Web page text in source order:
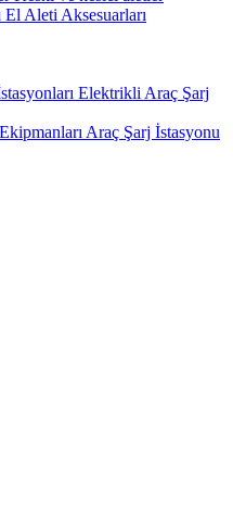
El Aleti Aksesuarları
Elektrikli Araç Şarj
Araç Şarj İstasyonu